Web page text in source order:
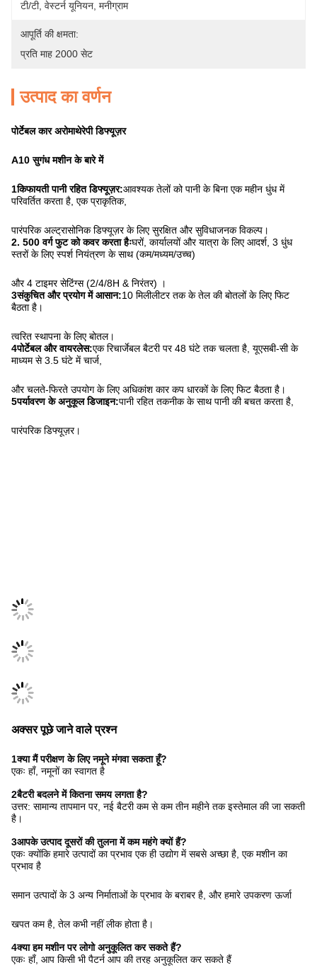
टी/टी, वेस्टर्न यूनियन, मनीग्राम
आपूर्ति की क्षमता:
प्रति माह 2000 सेट
उत्पाद का वर्णन
पोर्टेबल कार अरोमाथेरेपी डिफ्यूज़र
A10 सुगंध मशीन के बारे में
1किफायती पानी रहित डिफ्यूज़र:आवश्यक तेलों को पानी के बिना एक महीन धुंध में
परिवर्तित करता है, एक प्राकृतिक,
पारंपरिक अल्ट्रासोनिक डिफ्यूज़र के लिए सुरक्षित और सुविधाजनक विकल्प।
2. 500 वर्ग फुट को कवर करता हैःघरों, कार्यालयों और यात्रा के लिए आदर्श, 3 धुंध
स्तरों के लिए स्पर्श नियंत्रण के साथ (कम/मध्यम/उच्च)
और 4 टाइमर सेटिंग्स (2/4/8H & निरंतर) ।
3संकुचित और प्रयोग में आसान:10 मिलीलीटर तक के तेल की बोतलों के लिए फिट
बैठता है।
त्वरित स्थापना के लिए बोतल।
4पोर्टेबल और वायरलेस:एक रिचार्जेबल बैटरी पर 48 घंटे तक चलता है, यूएसबी-सी के
माध्यम से 3.5 घंटे में चार्ज,
और चलते-फिरते उपयोग के लिए अधिकांश कार कप धारकों के लिए फिट बैठता है।
5पर्यावरण के अनुकूल डिजाइन:पानी रहित तकनीक के साथ पानी की बचत करता है,
पारंपरिक डिफ्यूज़र।
अक्सर पूछे जाने वाले प्रश्न
एकः हाँ, नमूनों का स्वागत है
2बैटरी बदलने में कितना समय लगता है?
है।
3आपके उत्पाद दूसरों की तुलना में कम महंगे क्यों हैं?
प्रभाव है
समान उत्पादों के 3 अन्य निर्माताओं के प्रभाव के बराबर है, और हमारे उपकरण ऊर्जा
खपत कम है, तेल कभी नहीं लीक होता है।